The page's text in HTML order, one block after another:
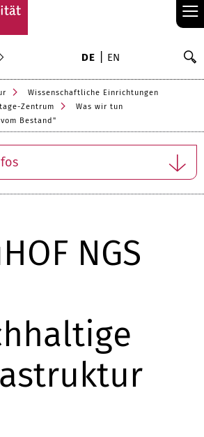
≡
DE EN
Wissenschaftliche Einrichtungen
Zentrum
Was wir tun
Bestand"
NGS